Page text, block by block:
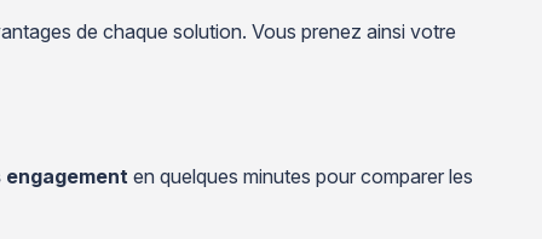
de chaque solution. Vous prenez ainsi votre
en quelques minutes pour comparer les